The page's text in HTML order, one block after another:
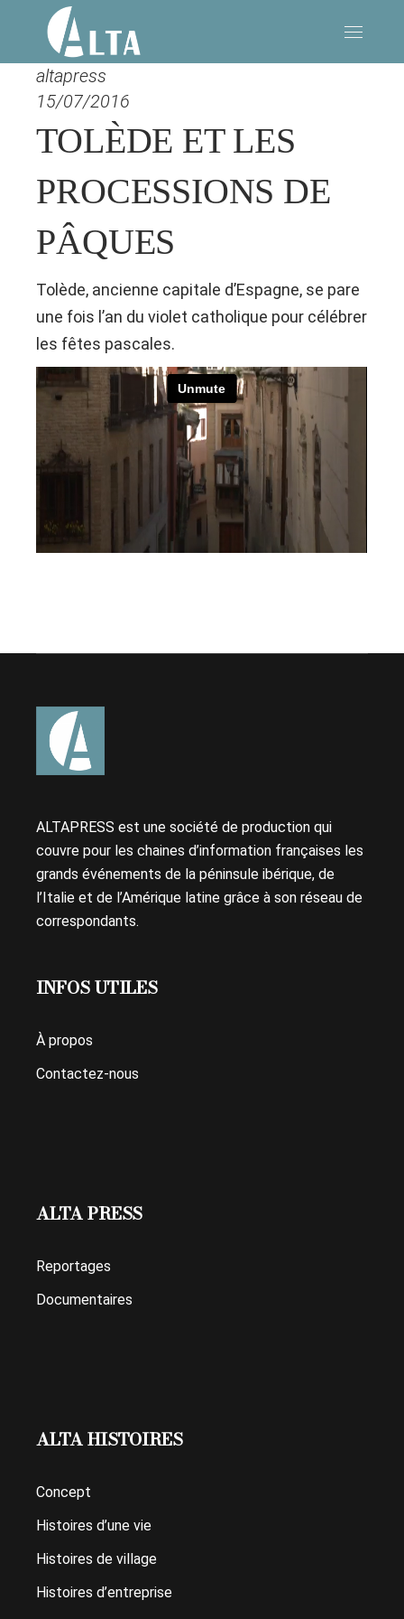
altapress
15/07/2016
TOLÈDE ET LES
PROCESSIONS DE
PÂQUES
Tolède, ancienne capitale d’Espagne, se pare
une fois l’an du violet catholique pour célébrer
les fêtes pascales.
ALTAPRESS est une société de production qui
couvre pour les chaines d’information françaises les
grands événements de la péninsule ibérique, de
l’Italie et de l’Amérique latine grâce à son réseau de
correspondants.
INFOS UTILES
À propos
Contactez-nous
ALTA PRESS
Reportages
Documentaires
ALTA HISTOIRES
Concept
Histoires d’une vie
Histoires de village
Histoires d’entreprise